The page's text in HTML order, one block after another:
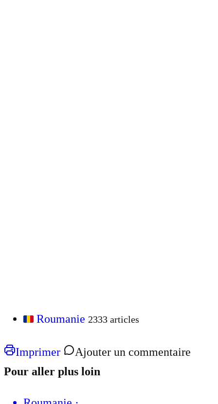
Roumanie 2333 articles
Imprimer
Ajouter un commentaire
Pour aller plus loin